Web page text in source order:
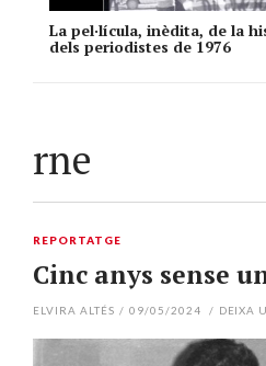
La pel·lícula, inèdita, de la
dels periodistes de 1976
rne
REPORTATGE
Cinc anys sense
ELVIRA ALTÉS / 09/05/2024 / DEIXA